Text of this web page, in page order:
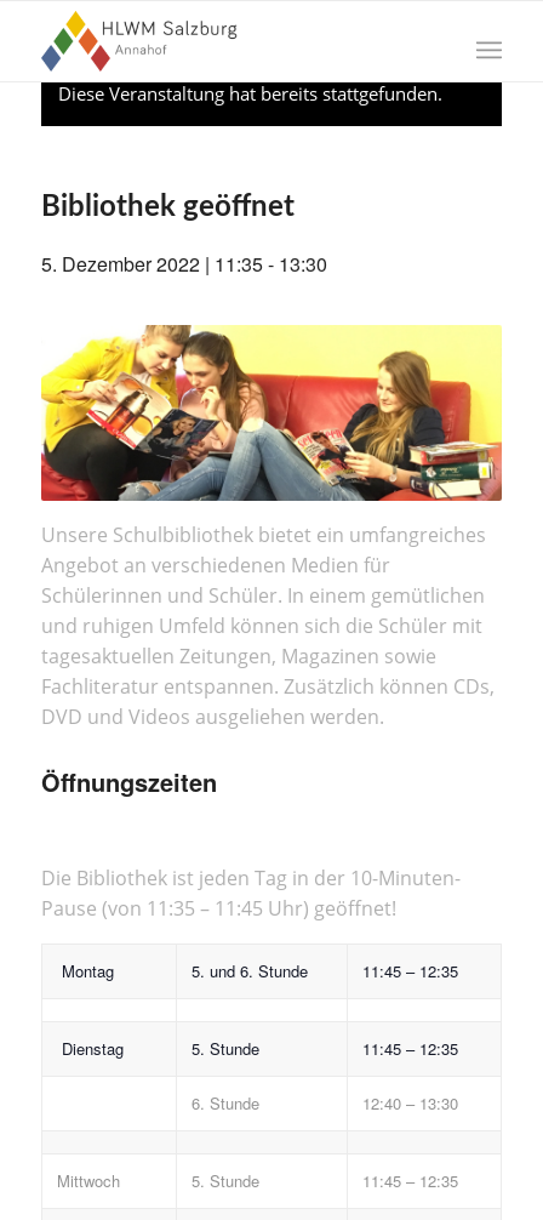
Diese Veranstaltung hat bereits stattgefunden.
Bibliothek geöffnet
5. Dezember 2022 | 11:35- 13:30
Unsere Schulbibliothek bietet ein umfangreiches
Angebot an verschiedenen Medien für
Schülerinnen und Schüler. In einem gemütlichen
und ruhigen Umfeld können sich die Schüler mit
tagesaktuellen Zeitungen, Magazinen sowie
Fachliteratur entspannen. Zusätzlich können CDs,
DVD und Videos ausgeliehen werden.
Öffnungszeiten
Die Bibliothek ist jeden Tag in der 10-Minuten-
Pause (von 11:35 – 11:45 Uhr) geöffnet!
Montag 5. und 6. Stunde 11:45 – 12:35
Dienstag 5. Stunde 11:45 – 12:35
6. Stunde 12:40 – 13:30
Mittwoch 5. Stunde 11:45 – 12:35